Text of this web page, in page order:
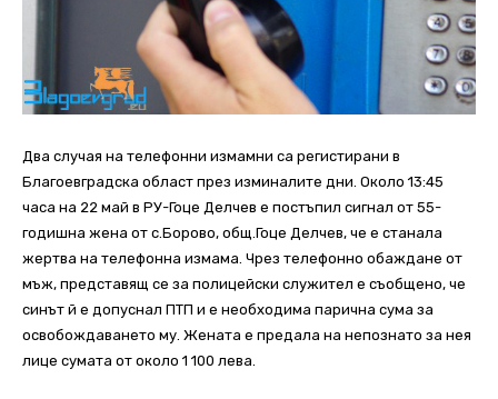
Два случая на телефонни измамни са регистирани в
Благоевградска област през изминалите дни. Около 13:45
часа на 22 май в РУ-Гоце Делчев е постъпил сигнал от 55-
годишна жена от с.Борово, общ.Гоце Делчев, че e станала
жертва на телефонна измама. Чрез телефонно обаждане от
мъж, представящ се за полицейски служител е съобщено, че
синът й е допуснал ПТП и е необходима парична сума за
освобождаването му. Жената е предала на непознато за нея
лице сумата от около 1 100 лева.